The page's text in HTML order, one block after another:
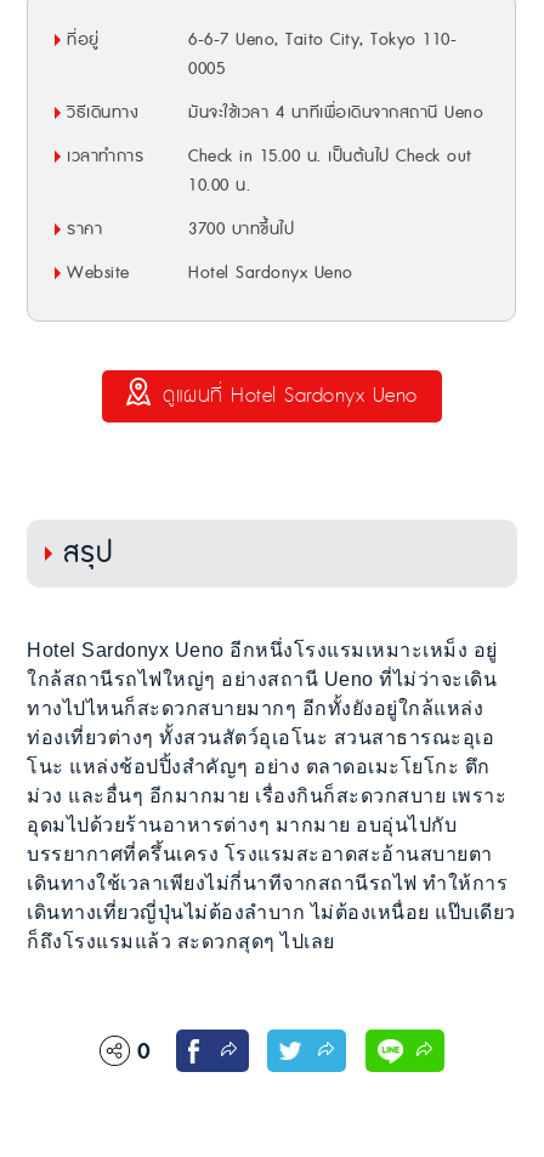
ที่อยู่
6-6-7 Ueno, Taito City, Tokyo 110-
0005
วิธีเดินทาง
มันจะใช้เวลา 4 นาทีเพื่อเดินจากสถานี Ueno
เวลาทำการ
Check in 15.00 น. เป็นต้นไป Check out
10.00 น.
ราคา
3700 บาทขึ้นไป
Website
Hotel Sardonyx Ueno
ดูแผนที่ Hotel Sardonyx Ueno
สรุป
Hotel Sardonyx Ueno อีกหนึ่งโรงแรมเหมาะเหม็ง อยู่
ใกล้สถานีรถไฟใหญ่ๆ อย่างสถานี Ueno ที่ไม่ว่าจะเดิน
ทางไปไหนก็สะดวกสบายมากๆ อีกทั้งยังอยู่ใกล้แหล่ง
ท่องเที่ยวต่างๆ ทั้งสวนสัตว์อุเอโนะ สวนสาธารณะอุเอ
โนะ แหล่งช้อปปิ้งสำคัญๆ อย่าง ตลาดอเมะโยโกะ ตึก
ม่วง และอื่นๆ อีกมากมาย เรื่องกินก็สะดวกสบาย เพราะ
อุดมไปด้วยร้านอาหารต่างๆ มากมาย อบอุ่นไปกับ
บรรยากาศที่ครึ้นเครง โรงแรมสะอาดสะอ้านสบายตา
เดินทางใช้เวลาเพียงไม่กี่นาทีจากสถานีรถไฟ ทำให้การ
เดินทางเที่ยวญี่ปุ่นไม่ต้องลำบาก ไม่ต้องเหนื่อย แป๊บเดียว
ก็ถึงโรงแรมแล้ว สะดวกสุดๆ ไปเลย
0